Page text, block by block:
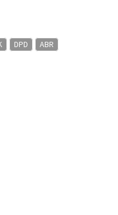
DPD ABR